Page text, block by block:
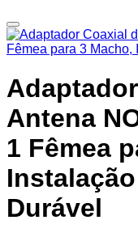
Antena
1 Fêmea
Durável